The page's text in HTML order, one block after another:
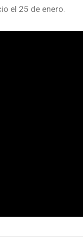
el 25 de enero.